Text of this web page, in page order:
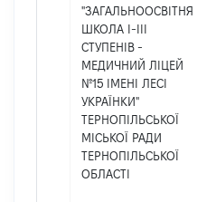
"ЗАГАЛЬНООСВІТНЯ
ШКОЛА I-III
СТУПЕНІВ -
МЕДИЧНИЙ ЛІЦЕЙ
№15 ІМЕНІ ЛЕСІ
УКРАЇНКИ"
ТЕРНОПІЛЬСЬКОЇ
МІСЬКОЇ РАДИ
ТЕРНОПІЛЬСЬКОЇ
ОБЛАСТІ